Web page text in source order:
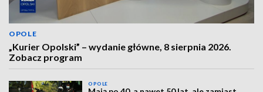
OPOLE
„Kurier Opolski” – wydanie główne, 8 sierpnia 2026.
Zobacz program
OPOLE